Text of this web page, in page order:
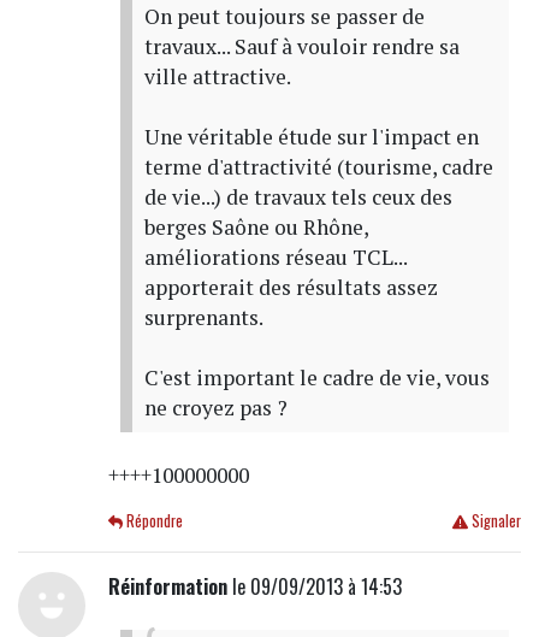
On peut toujours se passer de
travaux... Sauf à vouloir rendre sa
ville attractive.
Une véritable étude sur l'impact en
terme d'attractivité (tourisme, cadre
de vie...) de travaux tels ceux des
berges Saône ou Rhône,
améliorations réseau TCL...
apporterait des résultats assez
surprenants.
C'est important le cadre de vie, vous
ne croyez pas ?
++++100000000
Signaler
Répondre
Réinformationle 09/09/2013 à 14:53